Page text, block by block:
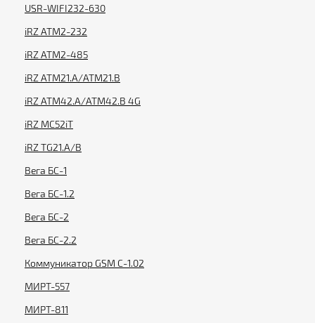
USR-WIFI232-630
iRZ ATM2-232
iRZ ATM2-485
iRZ ATM21.А/ATM21.B
iRZ ATM42.А/ATM42.B 4G
iRZ MC52iT
iRZ TG21.A/B
Вега БС-1
Вега БС-1.2
Вега БС-2
Вега БС-2.2
Коммуникатор GSM С-1.02
МИРТ-557
МИРТ-811